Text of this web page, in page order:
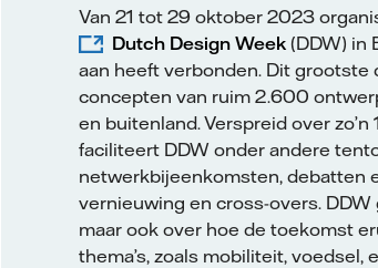
Van 21 tot 29 oktober 2023
Dutch Design Week (DDW) in
aan heeft verbonden. Dit
concepten van ruim 2.600
en buitenland. Verspreid over
faciliteert DDW onder andere
netwerkbijeenkomsten, debatten
vernieuwing en cross-overs.
maar ook over hoe de toekomst
thema’s, zoals mobiliteit,